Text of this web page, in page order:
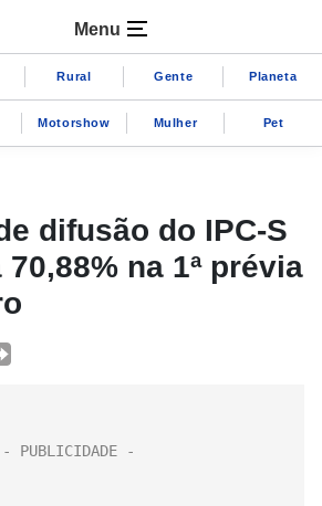
Menu
Rural Gente Planeta
Motorshow Mulher Pet
difusão do IPC-S
na 1ª prévia